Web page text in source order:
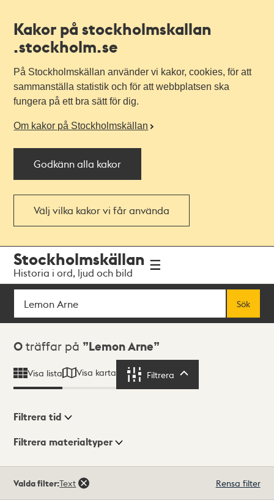
Kakor på stockholmskallan
.stockholm.se
På Stockholmskällan använder vi kakor, cookies, för att
sammanställa statistik och för att webbplatsen ska
fungera på ett bra sätt för dig.
Om kakor på Stockholmskällan
Godkänn alla kakor
Välj vilka kakor vi får använda
navigationen
huvudinnehållet
Stockholmskällan
Historia i ord, ljud och bild
Sök
Sök
Sökresultat
0 träffar på Lemon Arne
Visa lista Visa karta Filtrera
Visningsläge
Filtrera tid
Filtrera materialtyper
träffar
Valda filter:Text Rensa filter